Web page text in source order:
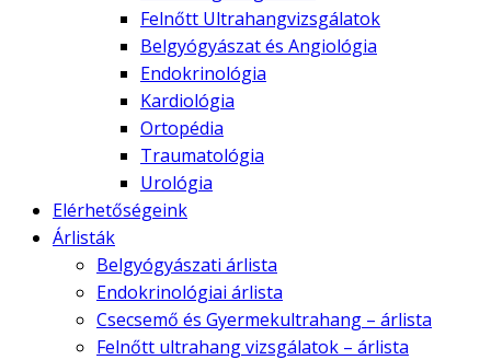
Felnőtt Ultrahangvizsgálatok
Belgyógyászat és Angiológia
Endokrinológia
Kardiológia
Ortopédia
Traumatológia
Urológia
Elérhetőségeink
Árlisták
Belgyógyászati árlista
Endokrinológiai árlista
Csecsemő és Gyermekultrahang – árlista
Felnőtt ultrahang vizsgálatok – árlista